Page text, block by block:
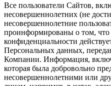
Все пользователи Сайтов,
несовершеннолетних (не
несовершеннолетние
проинформированы о том,
конфиденциальности
Персональных данных,
Компании. Информация,
которая была добровольно
несовершеннолетними или